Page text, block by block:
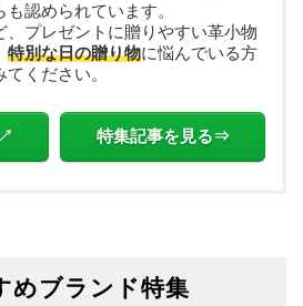
認められています。
、プレゼントに贈りやすい革小物
特別な日の贈り物に悩んでいる方
ください。
特集記事を見る⇒
めブランド特集